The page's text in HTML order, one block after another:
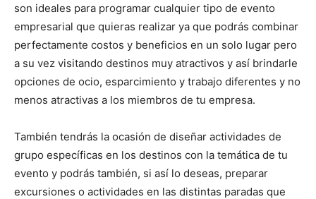
son ideales para programar cualquier tipo de evento
empresarial que quieras realizar ya que podrás combinar
perfectamente costos y beneficios en un solo lugar pero
a su vez visitando destinos muy atractivos y así brindarle
opciones de ocio, esparcimiento y trabajo diferentes y no
menos atractivas a los miembros de tu empresa.
También tendrás la ocasión de diseñar actividades de
grupo específicas en los destinos con la temática de tu
evento y podrás también, si así lo deseas, preparar
excursiones o actividades en las distintas paradas que